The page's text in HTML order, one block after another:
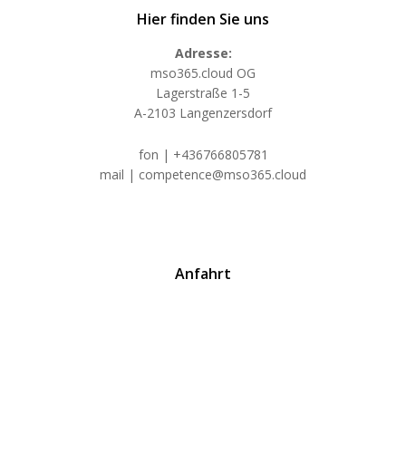
Hier finden Sie uns
Adresse:
mso365.cloud OG
Lagerstraße 1-5
A-2103 Langenzersdorf
fon | +436766805781
mail | competence@mso365.cloud
Anfahrt